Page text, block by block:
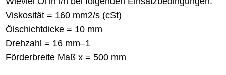
Viskosität = 160 mm2/s (cSt)
Ölschichtdicke = 10 mm
Drehzahl = 16 mm–1
Förderbreite Maß x = 500 mm